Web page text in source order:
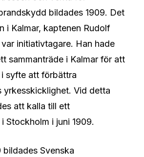
bildades 1909. Det
i Kalmar, kaptenen Rudolf
initiativtagare. Han hade
sammanträde i Kalmar för att
syfte att förbättra
yrkesskicklighet. Vid detta
att kalla till ett
Stockholm i juni 1909.
bildades Svenska